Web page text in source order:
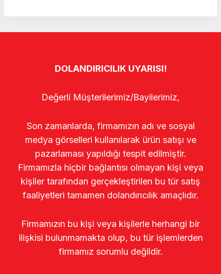
DOLANDIRICILIK UYARISI!
Değerli Müşterilerimiz/Bayilerimiz,
Son zamanlarda, firmamızın adı ve sosyal
medya görselleri kullanılarak ürün satışı ve
pazarlaması yapıldığı tespit edilmiştir.
Firmamızla hiçbir bağlantısı olmayan kişi veya
kişiler tarafından gerçekleştirilen bu tür satış
faaliyetleri tamamen dolandırıcılık amaçlıdır.
Firmamızın bu kişi veya kişilerle herhangi bir
ilişkisi bulunmamakta olup, bu tür işlemlerden
firmamız sorumlu değildir.